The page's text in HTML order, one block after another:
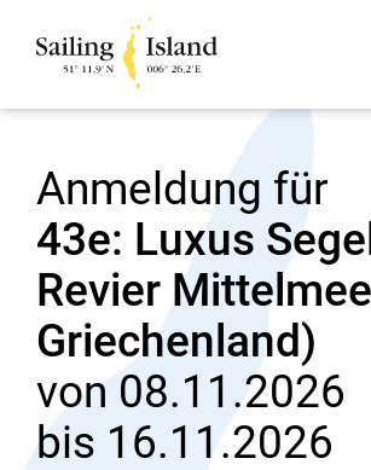
Anmeldung für
43e: Luxus
Revier
Griechenland)
von 08.11.2026
bis 16.11.2026